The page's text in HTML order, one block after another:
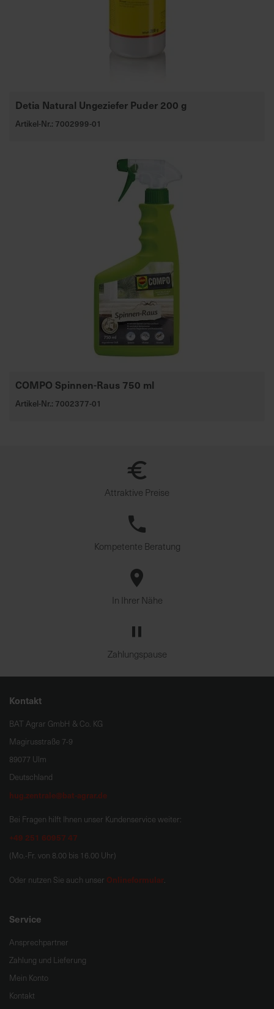
Detia Natural Ungeziefer Puder 200 g
Artikel-Nr.: 7002999-01
COMPO Spinnen-Raus 750 ml
Artikel-Nr.: 7002377-01
Attraktive Preise
Kompetente Beratung
In Ihrer Nähe
Zahlungspause
Kontakt
BAT Agrar GmbH & Co. KG
Magirusstraße 7-9
89077 Ulm
Deutschland
hug.zentrale@bat-agrar.de
Bei Fragen hilft Ihnen unser Kundenservice weiter:
+49 251 60957 47
(Mo.-Fr. von 8.00 bis 16.00 Uhr)
Oder nutzen Sie auch unser Onlineformular.
Service
Ansprechpartner
Zahlung und Lieferung
Mein Konto
Kontakt